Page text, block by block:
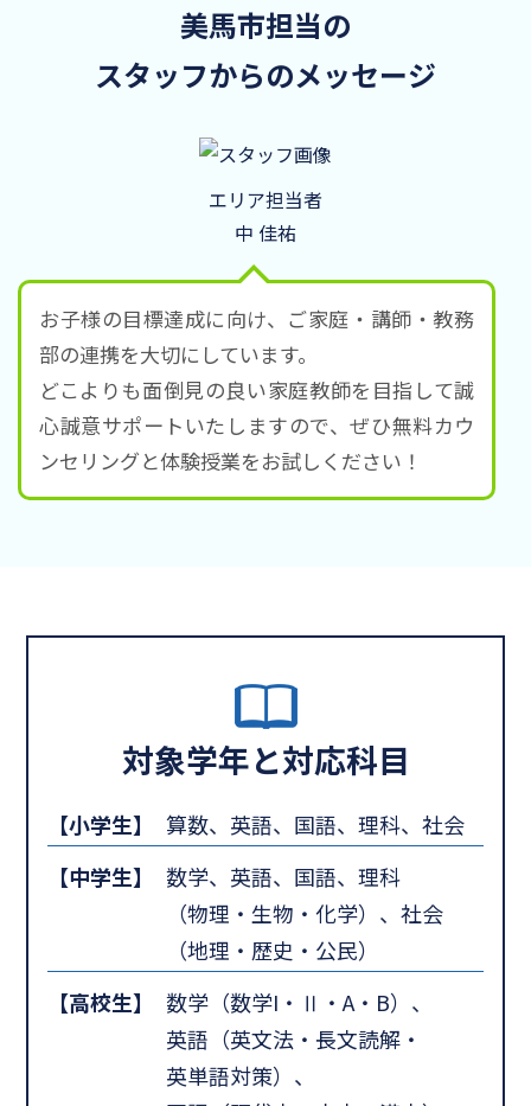
美馬市担当の
スタッフからのメッセージ
エリア担当者
中 佳祐
お子様の目標達成に向け、ご家庭・講師・教務
部の連携を大切にしています。
どこよりも面倒見の良い家庭教師を目指して誠
心誠意サポートいたしますので、ぜひ無料カウ
ンセリングと体験授業をお試しください！
対象学年と対応科目
【小学生】
算数、英語、国語、理科、社会
【中学生】
数学、英語、国語、理科
（物理・生物・化学）、社会
（地理・歴史・公民）
【高校生】
数学（数学I・Ⅱ・A・B）、
英語（英文法・長文読解・
英単語対策）、